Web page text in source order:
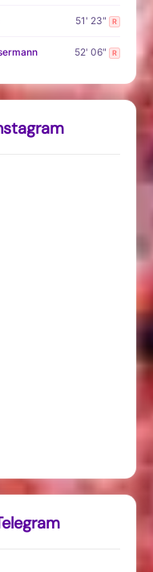
51' 23" R
52' 06" R